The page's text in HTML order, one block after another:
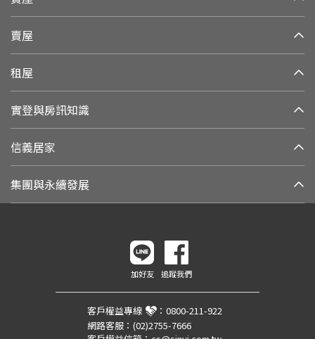
賣屋
租屋
實登與房訊知識
信義居家
集團與永續發展
加好友 追蹤我們
客戶權益專線 ： 0800-211-922
網路客服： (02)2755-7666